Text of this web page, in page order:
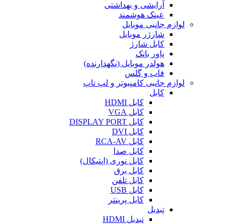
آرایشی و بهداشتی
عینک هوشمند
لوازم جانبی موبایل
شارژر موبایل
کابل شارژ
پاور بانک
هولدر موبایل (نگهدارنده)
قاب و گلس
لوازم جانبی کامپیوتر و لپ تاپ
کابل
کابل HDMI
کابل VGA
کابل DISPLAY PORT
کابل DVI
کابل RCA-AV
کابل صدا
کابل نوری (اپتیکال)
کابل برق
کابل تلفن
کابل USB
کابل پرینتر
تبدیل
تبدیل HDMI